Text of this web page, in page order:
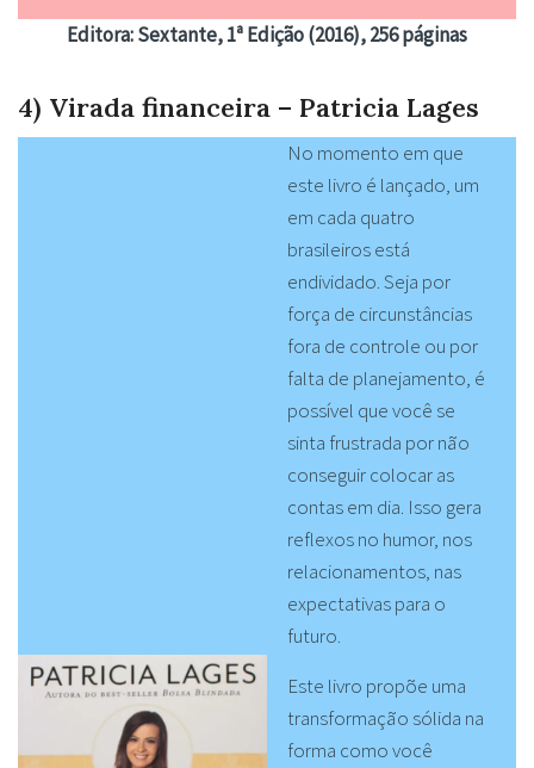
Editora: Sextante, 1ª Edição (2016), 256 páginas
4) Virada financeira – Patricia Lages
No momento em que
este livro é lançado, um
em cada quatro
brasileiros está
endividado. Seja por
força de circunstâncias
fora de controle ou por
falta de planejamento, é
possível que você se
sinta frustrada por não
conseguir colocar as
contas em dia. Isso gera
reflexos no humor, nos
relacionamentos, nas
expectativas para o
futuro.
Este livro propõe uma
transformação sólida na
forma como você